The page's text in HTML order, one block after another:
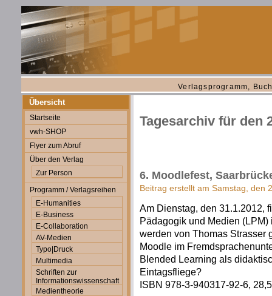
Verlagsprogramm,
Übersicht
Startseite
vwh-SHOP
Flyer zum Abruf
Über den Verlag
Zur Person
Programm / Verlagsreihen
E-Humanities
E-Business
E-Collaboration
AV-Medien
Typo|Druck
Multimedia
Schriften zur
Informationswissenschaft
Medientheorie
Tagesarchiv für den
6. Moodlefest,
Beitrag erstellt am Samstag, den
Am Dienstag, den 31.1.2012,
Pädagogik und Medien
werden von Thomas Strasser
Moodle im
Blended Learning als
Eintagsfliege?
ISBN 978-3-940317-92-6,